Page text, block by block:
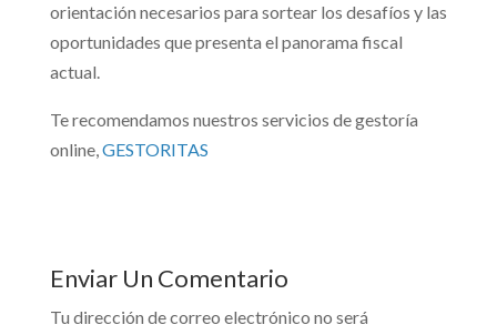
orientación necesarios para sortear los desafíos y las
oportunidades que presenta el panorama fiscal
actual.
Te recomendamos nuestros servicios de gestoría
online,GESTORITAS
Enviar Un Comentario
Tu dirección de correo electrónico no será